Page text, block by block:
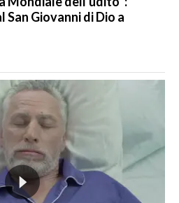
Giovanni di Dio a